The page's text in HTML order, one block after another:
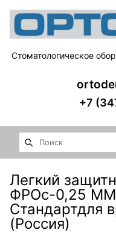
Стоматологическое
+7
Легкий
ФРОс-0,25 ММ
Стандартдля
(Россия)